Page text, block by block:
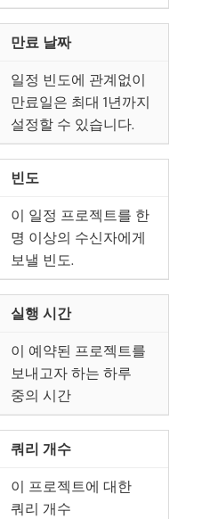
만료 날짜
일정 빈도에 관계없이
만료일은 최대 1년까지
설정할 수 있습니다.
빈도
이 일정 프로젝트를 한
명 이상의 수신자에게
보낼 빈도.
실행 시간
이 예약된 프로젝트를
보내고자 하는 하루
중의 시간
쿼리 개수
이 프로젝트에 대한
쿼리 개수